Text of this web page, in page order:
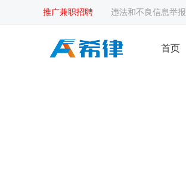
推广兼职招聘 违法和不良信息举报
首页